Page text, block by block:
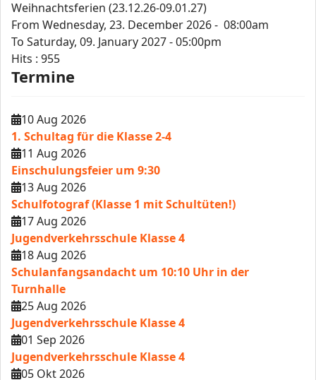
Weihnachtsferien (23.12.26-09.01.27)
From Wednesday, 23. December 2026 - 08:00am
To Saturday, 09. January 2027 - 05:00pm
Hits : 955
Termine
10 Aug 2026
1. Schultag für die Klasse 2-4
11 Aug 2026
Einschulungsfeier um 9:30
13 Aug 2026
Schulfotograf (Klasse 1 mit Schultüten!)
17 Aug 2026
Jugendverkehrsschule Klasse 4
18 Aug 2026
Schulanfangsandacht um 10:10 Uhr in der
Turnhalle
25 Aug 2026
Jugendverkehrsschule Klasse 4
01 Sep 2026
Jugendverkehrsschule Klasse 4
05 Okt 2026